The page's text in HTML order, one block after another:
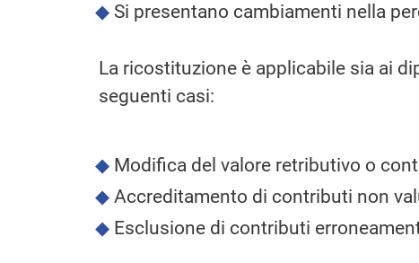
Si presentano cambiamenti nella
La ricostituzione è applicabile sia ai
seguenti casi:
Modifica del valore retributivo o
Accreditamento di contributi non
Esclusione di contributi